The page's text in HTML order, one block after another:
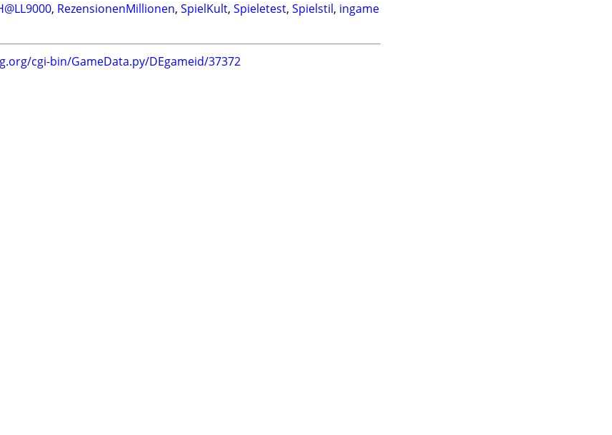
, RezensionenMillionen, SpielKult, Spieletest, Spielstil, ingame
cgi-bin/GameData.py/DEgameid/37372